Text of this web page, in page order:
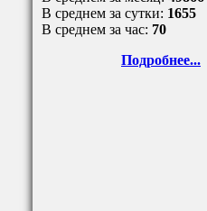
В среднем за сутки: 1655
В среднем за час: 70
Подробнее...